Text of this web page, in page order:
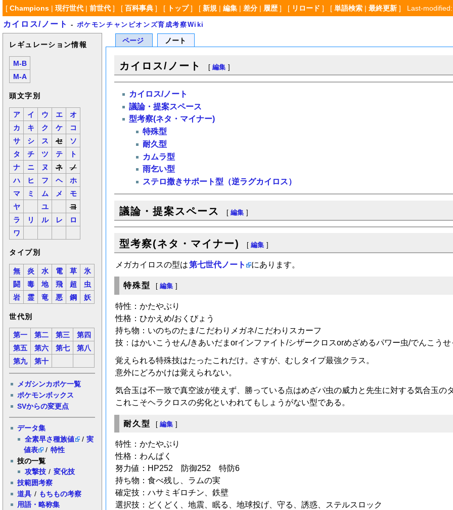
[ Champions| 現行世代| 前世代] [ 百科事典] [ トップ] [ 新規| 編集| 差分| 履歴] [ リロード ] [ 単語検索| 最終更新] Last-modified:
カイロス/ノート - ポケモンチャンピオンズ育成考察Wiki
レギュレーション情報
M-B
M-A
頭文字別
ア イ ウ エ
オ
カ
キ ク ケ
コ
サ
シ ス セ
ソ
タ
チ ツ テ
ト
ナ
ニ ヌ ネ
ノ
ハ
ヒ フ ヘ
ホ
マ
ミ ム メ
モ
ヤ
ユ
ヨ
ラ
リ ル レ
ロ
ワ
タイプ別
無 炎 水 電 草
氷
闘
毒 地 飛 超
虫
岩
霊 竜 悪 鋼 妖
世代別
第一 第二 第三
第四
第五
第六 第七
第八
第九
第十
メガシンカポケ一覧
ポケモンボックス
SVからの変更点
データ集
全素早さ種族値
/ 実
値表
/ 特性
技の一覧
攻撃技 / 変化技
技範囲考察
道具 / もちもの考察
用語・略称集
ページ ノート
カイロス/ノート [ 編集 ]
カイロス/ノート
議論・提案スペース
型考察(ネタ・マイナー)
特殊型
耐久型
カムラ型
雨乞い型
ステロ撒きサポート型（逆ラグカイロス）
議論・提案スペース [ 編集 ]
型考察(ネタ・マイナー) [ 編集 ]
メガカイロスの型は第七世代ノート にあります。
特殊型 [ 編集 ]
特性：かたやぶり
性格：ひかえめ/おくびょう
持ち物：いのちのたま/こだわりメガネ/こだわりスカーフ
技：はかいこうせん/きあいだまorインファイト/シザークロスorめざめるパワー虫/でんこうせ
覚えられる特殊技はたったこれだけ。さすが、むしタイプ最強クラス。
意外にどろかけは覚えられない。
気合玉は不一致で真空波が使えず、勝っている点はめざパ虫の威力と先生に対する気合玉の
これこそヘラクロスの劣化といわれてもしょうがない型である。
耐久型 [ 編集 ]
特性：かたやぶり
性格：わんぱく
努力値：HP252 防御252 特防6
持ち物：食べ残し、ラムの実
確定技：ハサミギロチン、鉄壁
選択技：どくどく、地震、眠る、地球投げ、守る、誘惑、ステルスロック